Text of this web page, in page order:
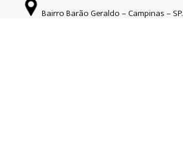
Bairro Barão Geraldo – Campinas – SP.